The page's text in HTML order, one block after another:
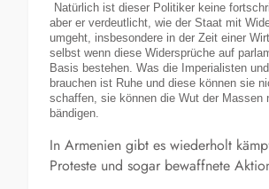
Natürlich ist dieser Politiker keine
aber er verdeutlicht, wie der Staat mit
umgeht, insbesondere in der Zeit einer
selbst wenn diese Widersprüche auf
Basis bestehen. Was die Imperialisten
brauchen ist Ruhe und diese können sie
schaffen, sie können die Wut der Massen
bändigen.
In Armenien gibt es wiederholt
Proteste und sogar bewaffnete